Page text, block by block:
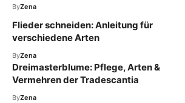
ByZena
Flieder schneiden: Anleitung für
verschiedene Arten
ByZena
Dreimasterblume: Pflege, Arten &
Vermehren der Tradescantia
ByZena